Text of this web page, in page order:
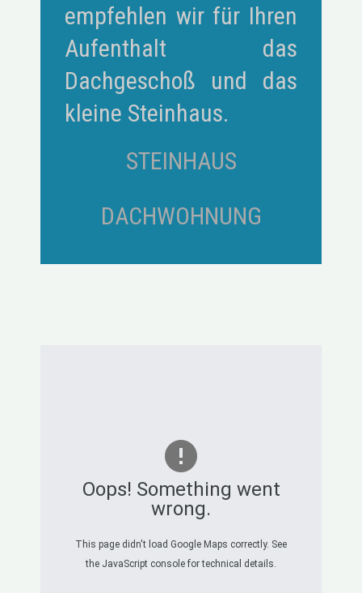
empfehlen wir für Ihren
Aufenthalt das
Dachgeschoß und das
kleine Steinhaus.
STEINHAUS
DACHWOHNUNG
Oops! Something went
wrong.
This page didn't load Google Maps correctly. See
the JavaScript console for technical details.